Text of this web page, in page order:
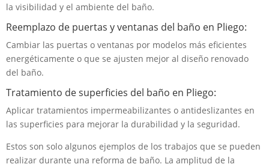
la visibilidad y el ambiente del baño.
Reemplazo de puertas y ventanas del baño en Pliego:
Cambiar las puertas o ventanas por modelos más eficientes
energéticamente o que se ajusten mejor al diseño renovado
del baño.
Tratamiento de superficies del baño en Pliego:
Aplicar tratamientos impermeabilizantes o antideslizantes en
las superficies para mejorar la durabilidad y la seguridad.
Estos son solo algunos ejemplos de los trabajos que se pueden
realizar durante una reforma de baño. La amplitud de la